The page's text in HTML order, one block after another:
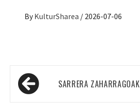
By KulturSharea / 2026-07-06
Sarreren
nabigazioaSARRERA ZAHARRAGOAK